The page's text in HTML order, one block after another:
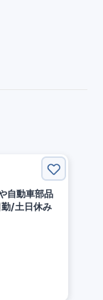
自動車部品
/土日休み